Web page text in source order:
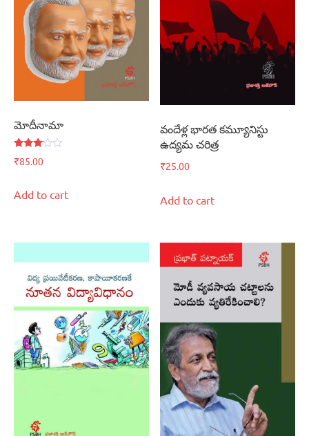
మోదీనామా
Rated
3.00
₹85.00
Add to cart
వందేళ్ల భారత కమ్యూనిస్టు
ఉద్యమ చరిత్ర
₹25.00
Add to cart